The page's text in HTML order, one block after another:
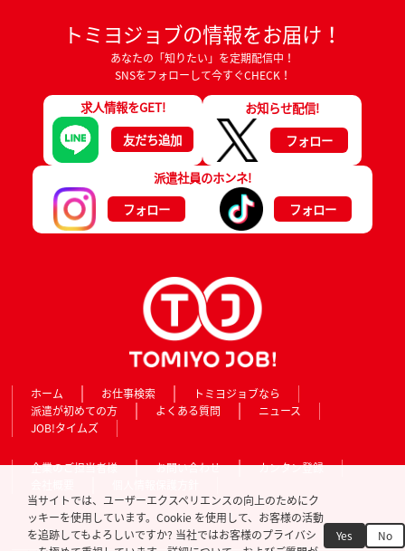
トミヨジョブの情報をお届け！
あなたの「知りたい」を定期配信中！
SNSをフォローして今すぐCHECK！
求人情報をGET!
友だち追加
お知らせ配信!
フォロー
派遣社員のホンネ!
フォロー
フォロー
ホーム お仕事検索
トミヨジョブなら
派遣が初めての方
よくある質問
ニュース
JOB!タイムズ
企業のご担当者様 お問い合わせ
カンタン登録
当サイトでは、ユーザーエクスペリエンスの向上のためにク
ッキーを使用しています。Cookie を使用して、お客様の活動
を追跡してもよろしいですか? 当社ではお客様のプライバシ
Yes No